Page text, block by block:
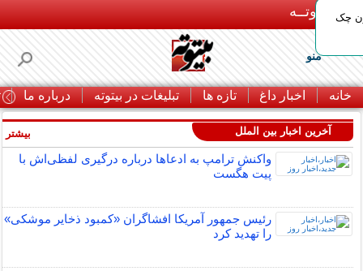
بـیتوتــه
منو
خانه اخبار داغ تازه ها تبلیغات در بیتوته درباره ما
چک
آخرین اخبار بین الملل
واکنش ترامپ به ادعاها درباره درگیری لفظی‌اش با
پیت هگست
رئیس جمهور آمریکا افشاگران «کمبود ذخایر موشکی»
را تهدید کرد
بیشتر